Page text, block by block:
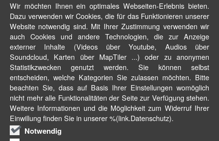
Wir möchten Ihnen ein optimales Webseiten-Erlebnis bieten.
Dazu verwenden wir Cookies, die für das Funktionieren unserer
Website notwendig sind. Mit Ihrer Zustimmung verwenden wir
auch Cookies und andere Technologien, die zur Anzeige
externer Inhalte (Videos über Youtube, Audios über
Soundcloud, Karten über MapTiler ...) oder zu anonymen
Statistikzwecken genutzt werden. Sie können selbst
entscheiden, welche Kategorien Sie zulassen möchten. Bitte
beachten Sie, dass auf Basis Ihrer Einstellungen womöglich
nicht mehr alle Funktionalitäten der Seite zur Verfügung stehen.
Weitere Informationen und die Möglichkeit zum Widerruf Ihrer
Einwillung finden Sie in unserer %(link.Datenschutz).
Notwendig